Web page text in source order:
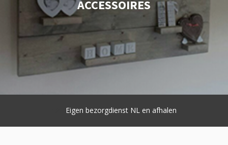
ACCESSOIRES
Eigen bezorgdienst NL en afhalen